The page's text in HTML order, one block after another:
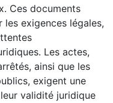
Ces documents
exigences légales,
Les actes,
ainsi que les
exigent une
validité juridique